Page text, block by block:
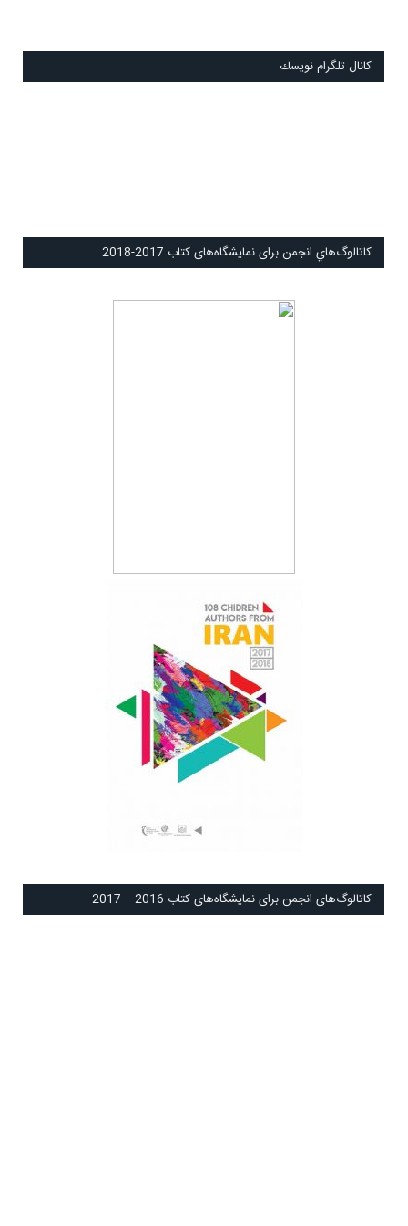
كانال تلگرام نويسك
كاتالوگ‌هاي انجمن برای نمايشگاه‌های كتاب 2017-2018
كاتالوگ‌های انجمن برای نمايشگاه‌های كتاب 2016 – 2017